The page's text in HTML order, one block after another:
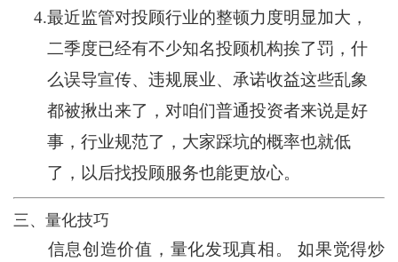
4.最近监管对投顾行业的整顿力度明显加大，
二季度已经有不少知名投顾机构挨了罚，什
么误导宣传、违规展业、承诺收益这些乱象
都被揪出来了，对咱们普通投资者来说是好
事，行业规范了，大家踩坑的概率也就低
了，以后找投顾服务也能更放心。
三、量化技巧
信息创造价值，量化发现真相。 如果觉得炒